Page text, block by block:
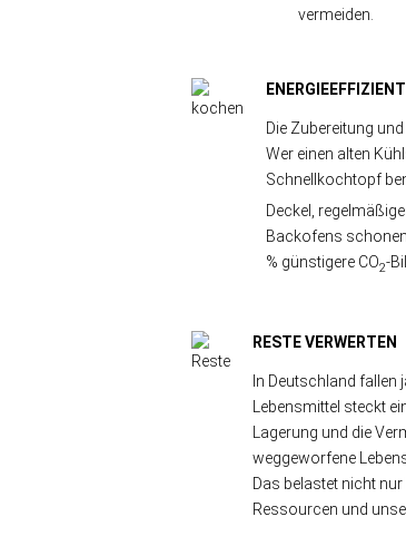
vermeiden.
Die Zubereitung
Wer einen alten
Schnellkochtopf
Deckel,
Backofens
% günstigere CO2-
RESTE VERWERTEN
In Deutschland fallen
Lebensmittel steckt
Lagerung und die
weggeworfene
Das belastet nicht
Ressourcen und